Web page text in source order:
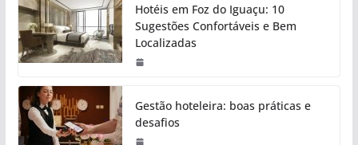
Hotéis em Foz do Iguaçu: 10
Sugestões Confortáveis e Bem
Localizadas
Gestão hoteleira: boas práticas e
desafios